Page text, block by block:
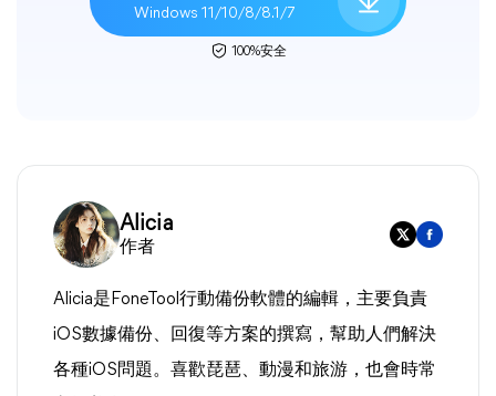
Windows 11/10/8/8.1/7
100%安全
Alicia
作者
Alicia是FoneTool行動備份軟體的編輯，主要負責
iOS數據備份、回復等方案的撰寫，幫助人們解決
各種iOS問題。喜歡琵琶、動漫和旅游，也會時常